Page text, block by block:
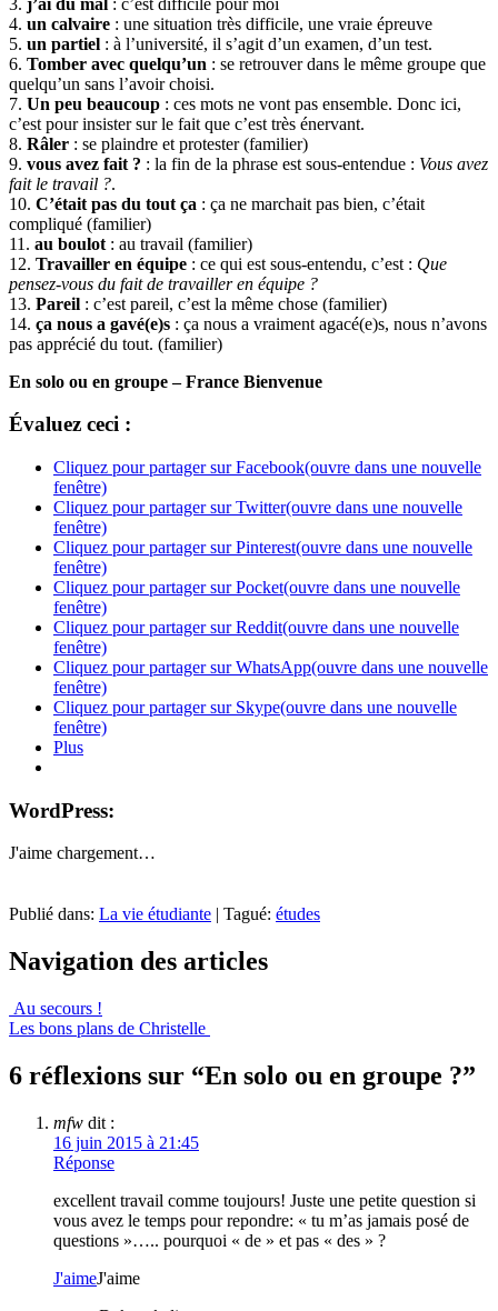
4. un calvaire : une situation très difficile, une vraie épreuve
5. un partiel : à l’université, il s’agit d’un examen, d’un test.
6. Tomber avec quelqu’un : se retrouver dans le même groupe que
quelqu’un sans l’avoir choisi.
7. Un peu beaucoup : ces mots ne vont pas ensemble. Donc ici,
c’est pour insister sur le fait que c’est très énervant.
8. Râler : se plaindre et protester (familier)
9. vous avez fait ? : la fin de la phrase est sous-entendue : Vous avez
fait le travail ?.
10. C’était pas du tout ça : ça ne marchait pas bien, c’était
compliqué (familier)
11. au boulot : au travail (familier)
12. Travailler en équipe : ce qui est sous-entendu, c’est : Que
pensez-vous du fait de travailler en équipe ?
13. Pareil : c’est pareil, c’est la même chose (familier)
14. ça nous a gavé(e)s : ça nous a vraiment agacé(e)s, nous n’avons
pas apprécié du tout. (familier)
En solo ou en groupe – France Bienvenue
Évaluez ceci :
Cliquez pour partager sur Facebook(ouvre dans une nouvelle
fenêtre)
Cliquez pour partager sur Twitter(ouvre dans une nouvelle
fenêtre)
Cliquez pour partager sur Pinterest(ouvre dans une nouvelle
fenêtre)
Cliquez pour partager sur Pocket(ouvre dans une nouvelle
fenêtre)
Cliquez pour partager sur Reddit(ouvre dans une nouvelle
fenêtre)
Cliquez pour partager sur WhatsApp(ouvre dans une nouvelle
fenêtre)
Cliquez pour partager sur Skype(ouvre dans une nouvelle
fenêtre)
Plus
WordPress:
J'aime chargement…
Publié dans: La vie étudiante Tagué: études
Navigation des articles
Au secours !
Les bons plans de Christelle
6 réflexions sur “En solo ou en groupe ?”
mfw dit :
16 juin 2015 à 21:45
Réponse
excellent travail comme toujours! Juste une petite question si
vous avez le temps pour repondre: « tu m’as jamais posé de
questions »….. pourquoi « de » et pas « des » ?
J'aimeJ'aime